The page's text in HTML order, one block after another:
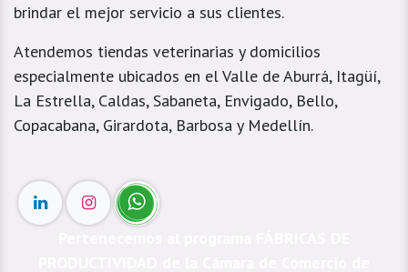
brindar el mejor servicio a sus clientes.
Atendemos tiendas veterinarias y domicilios
especialmente ubicados en el Valle de Aburrá, Itagüí,
La Estrella, Caldas, Sabaneta, Envigado, Bello,
Copacabana, Girardota, Barbosa y Medellín.